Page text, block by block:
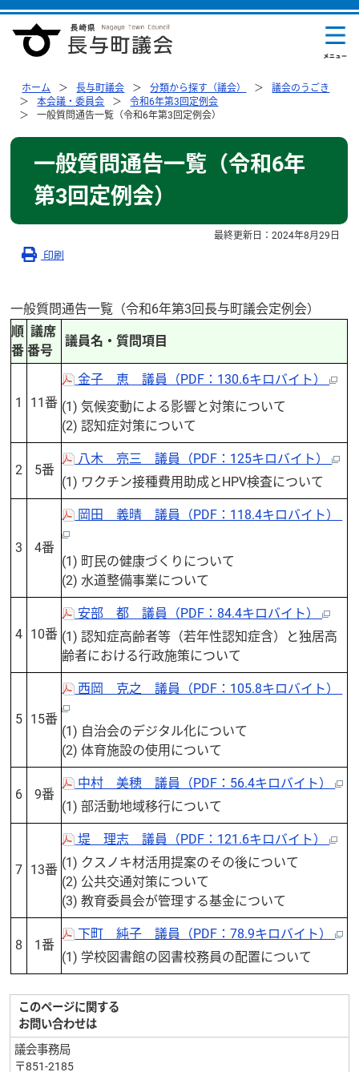
ホーム 長与町議会 分類から探す（議会）
議会のうごき
本会議・委員会
令和6年第3回定例会
一般質問通告一覧（令和6年第3回定例会）
一般質問通告一覧（令和6年
第3回定例会）
最終更新日：2024年8月29日
印刷
一般質問通告一覧（令和6年第3回長与町議会定例会）
順
番
議席
番号
議員名・質問項目
1 11番
金子 恵 議員（PDF：130.6キロバイト）
(1) 気候変動による影響と対策について
(2) 認知症対策について
2 5番
八木 亮三 議員（PDF：125キロバイト）
(1) ワクチン接種費用助成とHPV検査について
3 4番
岡田 義晴 議員（PDF：118.4キロバイト）
(1) 町民の健康づくりについて
(2) 水道整備事業について
4 10番
安部 都 議員（PDF：84.4キロバイト）
(1) 認知症高齢者等（若年性認知症含）と独居高
齢者における行政施策について
5 15番
西岡 克之 議員（PDF：105.8キロバイト）
(1) 自治会のデジタル化について
(2) 体育施設の使用について
6 9番
中村 美穂 議員（PDF：56.4キロバイト）
(1) 部活動地域移行について
7 13番
堤 理志 議員（PDF：121.6キロバイト）
(1) クスノキ材活用提案のその後について
(2) 公共交通対策について
(3) 教育委員会が管理する基金について
8 1番
下町 純子 議員（PDF：78.9キロバイト）
(1) 学校図書館の図書校務員の配置について
このページに関する
お問い合わせは
議会事務局
〒851-2185